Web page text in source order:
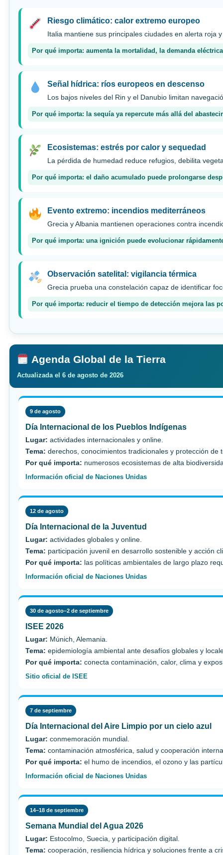
Riesgo climático: calor extremo europeo
Italia mantiene sus principales ciudades en alerta roja
Por qué importa: aumenta la mortalidad, la demanda
Señal hídrica: ríos europeos en descenso
Los bajos niveles del Rin y el Danubio limitan
Por qué importa: la sequía ya repercute más allá del
Ecosistemas: estrés por calor y sequedad
La pérdida de humedad reduce refugios, debilita
Por qué importa: el daño acumulado puede prolongarse
Evento extremo: incendios mediterráneos
Grecia y Albania mantienen operaciones contra
Por qué importa: una ignición puede evolucionar
Observación satelital: vigilancia térmica
Grecia prueba una constelación capaz de identificar
Por qué importa: reducir el tiempo de detección mejora las
Agenda Global de la Tierra
Actualizada el 6 de agosto de 2026
9 de agosto
Día Internacional de los Pueblos Indígenas
Lugar: actividades internacionales y online.
Tema: derechos, conocimientos tradicionales y protección de
Por qué importa: numerosos ecosistemas de alta
Información oficial de Naciones Unidas
12 de agosto
Día Internacional de la Juventud
Lugar: actividades globales y online.
Tema: participación juvenil en desarrollo sostenible y acción
Por qué importa: las políticas ambientales de largo plazo
Información oficial de Naciones Unidas
30 de agosto–2 de septiembre
ISEE 2026
Lugar: Múnich, Alemania.
Tema: epidemiología ambiental ante desafíos globales y
Por qué importa: conecta contaminación, calor, clima y
Sitio oficial de ISEE
7 de septiembre
Día Internacional del Aire Limpio por un cielo azul
Lugar: conmemoración mundial.
Tema: contaminación atmosférica, salud y cooperación
Por qué importa: el humo de incendios, el ozono y las
Información oficial de Naciones Unidas
14–18 de septiembre
Semana Mundial del Agua 2026
Lugar: Estocolmo, Suecia, y participación digital.
Tema: cooperación, resiliencia hídrica y soluciones frente a